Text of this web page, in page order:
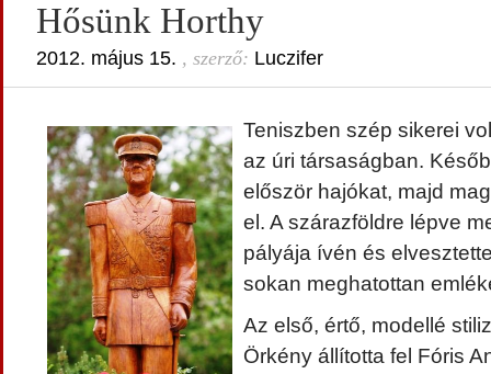
Hősünk Horthy
2012. május 15. , szerző: Luczifer
Teniszben szép sikerei
az úri társaságban.
először hajókat, majd
el. A szárazföldre lépve
pályája ívén és
sokan meghatottan
Az első, értő, modellé
Örkény állította fel Fóris